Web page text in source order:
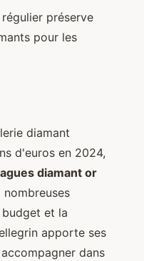
préserve
pour les
diamant
d'euros en 2024,
diamant or
nombreuses
et la
apporte ses
dans